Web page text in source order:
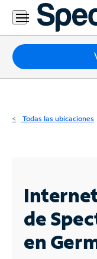
Residencial
Business
Paquetes
Internet
Business
Contáctanos
Todas las ubicaciones
de
en